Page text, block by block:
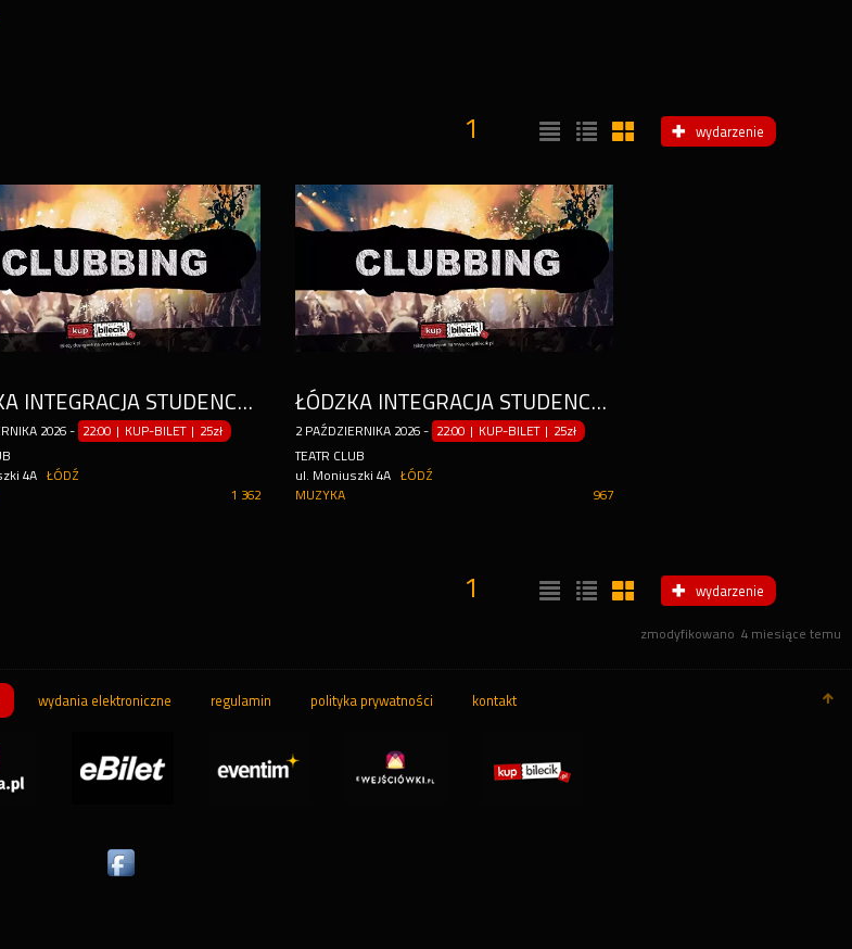
wydarzenie
1
ŁÓDZKA INTEGRACJA STUDENCKA
2026 - 22:00 | KUP-BILET | 25zł
4A
ŁÓDŹ
1 362
ŁÓDZKA INTEGRACJA STUDENCKA
2 PAŹDZIERNIKA 2026 - 22:00 | KUP-BILET | 25zł
TEATR CLUB
ul. Moniuszki 4A
ŁÓDŹ
967
MUZYKA
wydarzenie
1
zmodyfikowano 4 miesiące temu
wydania elektroniczne regulamin polityka prywatności kontakt